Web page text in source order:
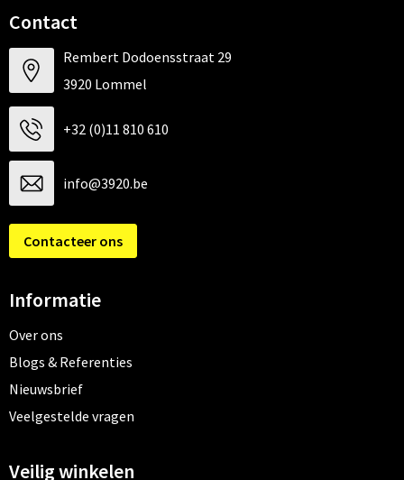
Contact
Rembert Dodoensstraat 29
3920 Lommel
+32 (0)11 810 610
info@3920.be
Contacteer ons
Informatie
Over ons
Blogs & Referenties
Nieuwsbrief
Veelgestelde vragen
Veilig winkelen